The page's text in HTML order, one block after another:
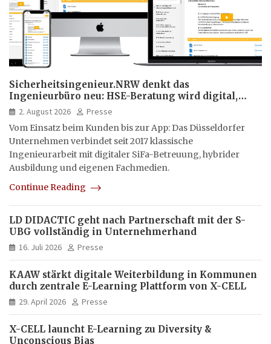
Sicherheitsingenieur.NRW denkt das
Ingenieurbüro neu: HSE-Beratung wird digital,
hybrid und multimedial
2. August 2026
Presse
Vom Einsatz beim Kunden bis zur App: Das Düsseldorfer
Unternehmen verbindet seit 2017 klassische
Ingenieurarbeit mit digitaler SiFa-Betreuung, hybrider
Ausbildung und eigenen Fachmedien.
Continue Reading
LD DIDACTIC geht nach Partnerschaft mit der S-
UBG vollständig in Unternehmerhand
16. Juli 2026 Presse
KAAW stärkt digitale Weiterbildung in Kommunen
durch zentrale E-Learning Plattform von X-CELL
29. April 2026 Presse
X-CELL launcht E-Learning zu Diversity &
Unconscious Bias